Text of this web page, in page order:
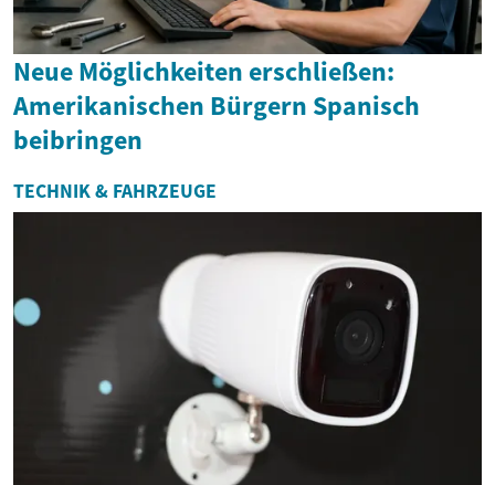
Neue Möglichkeiten erschließen:
Amerikanischen Bürgern Spanisch
beibringen
TECHNIK & FAHRZEUGE